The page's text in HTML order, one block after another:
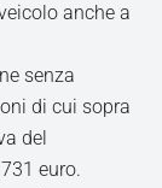
anche a
senza
di cui sopra
del
euro.